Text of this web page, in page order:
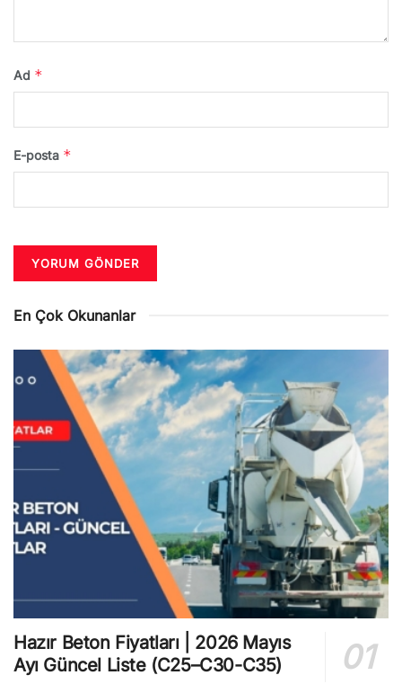
Ad *
E-posta *
En Çok Okunanlar
Hazır Beton Fiyatları | 2026 Mayıs
Ayı Güncel Liste (C25–C30-C35)